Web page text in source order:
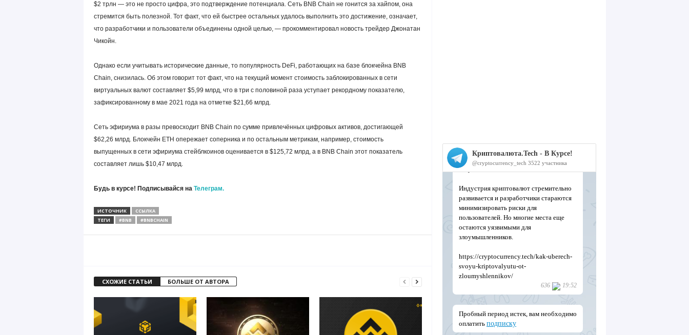
$2 трлн — это не просто цифра, это подтверждение потенциала. Сеть BNB Chain не гонится за хайпом, она
стремится быть полезной. Тот факт, что ей быстрее остальных удалось выполнить это достижение, означает,
что разработчики и пользователи объединены одной целью, — прокомментировал новость трейдер Джонатан
Чикойн.
Однако если учитывать исторические данные, то популярность DeFi, работающих на базе блокчейна BNB
Chain, снизилась. Об этом говорит тот факт, что на текущий момент стоимость заблокированных в сети
виртуальных валют составляет $5,99 млрд, что в три с половиной раза уступает рекордному показателю,
зафиксированному в мае 2021 года на отметке $21,66 млрд.
Сеть эфириума в разы превосходит BNB Chain по сумме привлечённых цифровых активов, достигающей
$62,26 млрд. Блокчейн ETH опережает соперника и по остальным метрикам, например, стоимость
выпущенных в сети эфириума стейблкоинов оценивается в $125,72 млрд, а в BNB Chain этот показатель
составляет лишь $10,47 млрд.
Будь в курсе! Подписывайся на Телеграм.
ИСТОЧНИК
ССЫЛКА
ТЕГИ
#BNB #BNBCHAIN
СХОЖИЕ СТАТЬИ БОЛЬШЕ ОТ АВТОРА